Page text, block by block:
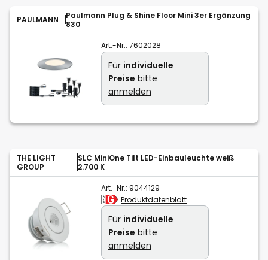
PAULMANN
Paulmann Plug & Shine Floor Mini 3er Ergänzung
830
Art.-Nr.: 7602028
Für individuelle
Preise bitte
anmelden
THE LIGHT
GROUP
SLC MiniOne Tilt LED-Einbauleuchte weiß
2.700 K
Art.-Nr.: 9044129
Produktdatenblatt
Für individuelle
Preise bitte
anmelden